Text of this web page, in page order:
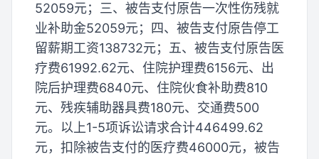
52059元；三、被告支付原告一次性伤残就
业补助金52059元；四、被告支付原告停工
留薪期工资138732元；五、被告支付原告医
疗费61992.62元、住院护理费6156元、出
院后护理费6840元、住院伙食补助费810
元、残疾辅助器具费180元、交通费500
元。以上1-5项诉讼请求合计446499.62
元，扣除被告支付的医疗费46000元，被告